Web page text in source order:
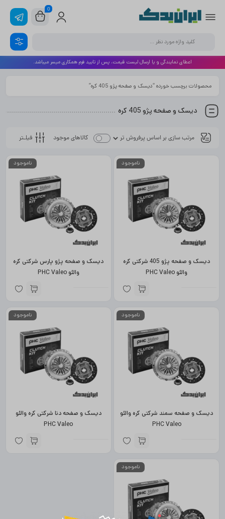
×
0
اعطای نمایندگی و یا ارسال لیست قیمت، پس از تایید فرم همکاری میسر میباشد.
محصولات برچسب خورده “دیسک و صفحه پژو 405 کره”
دیسک و صفحه پژو 405 کره
فیلـتر کالاهای موجود
ناموجود
دیسک و صفحه پژو 405 شرکتی کره
والئو PHC Valeo
(برچسباصالتسامانهتجارت)
ناموجود
دیسک و صفحه پژو پارس شرکتی کره
والئو PHC Valeo
(برچسباصالتسامانهتجارت)
ناموجود
دیسک و صفحه سمند شرکتی کره والئو
PHC Valeo
(برچسباصالتسامانهتجارت)
ناموجود
دیسک و صفحه دنا شرکتی کره والئو
PHC Valeo
(برچسباصالتسامانهتجارت)
ناموجود